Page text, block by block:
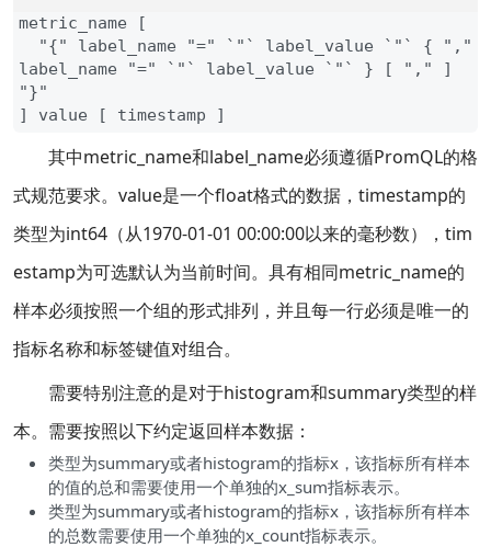
metric_name [
label_name "=" `"` label_value `"` } [ "," ]
"}"
] value [ timestamp ]
其中metric_name和label_name必须遵循PromQL的格
式规范要求。value是一个float格式的数据，timestamp的
类型为int64（从1970-01-01 00:00:00以来的毫秒数），tim
estamp为可选默认为当前时间。具有相同metric_name的
样本必须按照一个组的形式排列，并且每一行必须是唯一的
指标名称和标签键值对组合。
需要特别注意的是对于histogram和summary类型的样
本。需要按照以下约定返回样本数据：
类型为summary或者histogram的指标x，该指标所有样本
的值的总和需要使用一个单独的x_sum指标表示。
类型为summary或者histogram的指标x，该指标所有样本
的总数需要使用一个单独的x_count指标表示。